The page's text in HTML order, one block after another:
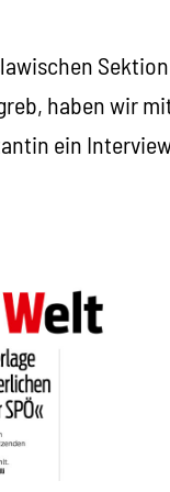
Sektion
haben wir
ein